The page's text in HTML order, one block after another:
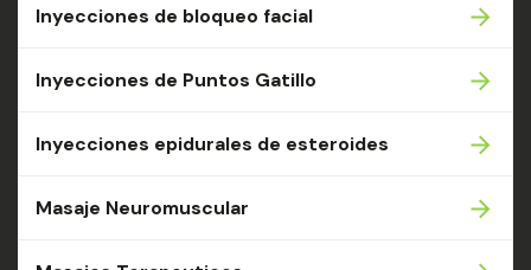
Inyecciones de bloqueo facial
Inyecciones de Puntos Gatillo
Inyecciones epidurales de esteroides
Masaje Neuromuscular